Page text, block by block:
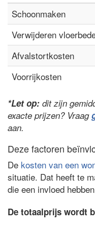
Schoonmaken
Verwijderen
Afvalstortkosten
Voorrijkosten
*Let op: dit zijn
exacte prijzen? Vraag
aan.
Deze factoren
De kosten van een
situatie. Dat heeft te
die een invloed
De totaalprijs wordt